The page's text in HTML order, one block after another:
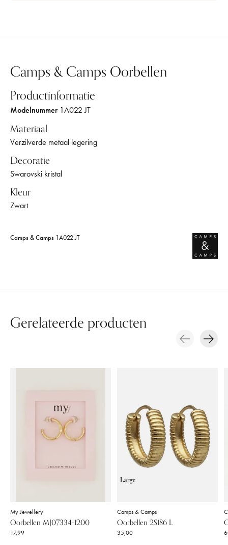
Camps & Camps Oorbellen
Productinformatie
Modelnummer1A022 JT
Materiaal
Verzilverde metaal legering
Decoratie
Swarovski kristal
Kleur
Zwart
Camps & Camps 1A022 JT
Gerelateerde producten
My Jewellery
Oorbellen MJ07334-1200
17,99
Camps & Camps
Oorbellen 2S186 L
35,00